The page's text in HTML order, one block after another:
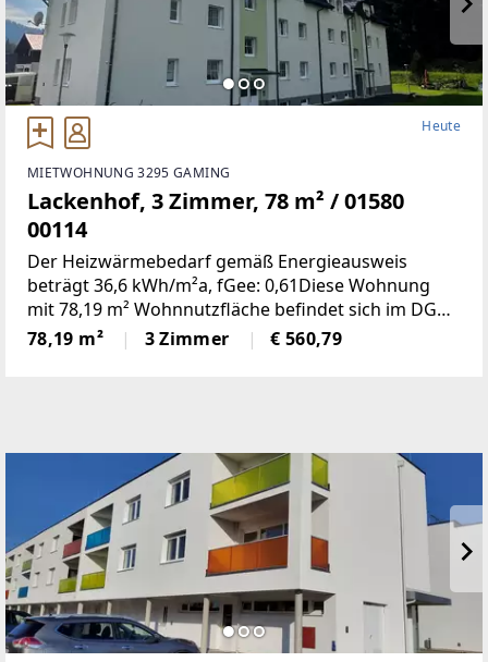
Heute
MIETWOHNUNG 3295 GAMING
Lackenhof, 3 Zimmer, 78 m² / 01580
00114
Der Heizwärmebedarf gemäß Energieausweis
beträgt 36,6 kWh/m²a, fGee: 0,61Diese Wohnung
mit 78,19 m² Wohnnutzfläche befindet sich im DG
und weist folgende Räumlichkeiten
auf:Wohnzimmer, zwei Schlafzimmer, Küche, Bad,
78,19 m² 3 Zimmer € 560,79